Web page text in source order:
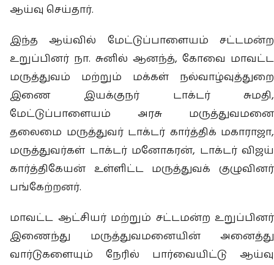
ஆய்வு செய்தார்.
இந்த ஆய்வில் மேட்டுப்பாளையம் சட்டமன்ற
உறுப்பினர் நா. சுனில் ஆனந்த், கோவை மாவட்ட
மருத்துவம் மற்றும் மக்கள் நல்வாழ்வுத்துறை
இணை இயக்குநர் டாக்டர் சுமதி,
மேட்டுப்பாளையம் அரசு மருத்துவமனை
தலைமை மருத்துவர் டாக்டர் கார்த்திக் மகாராஜா,
மருத்துவர்கள் டாக்டர் மனோகரன், டாக்டர் விஜய்
கார்த்திகேயன் உள்ளிட்ட மருத்துவக் குழுவினர்
பங்கேற்றனர்.
மாவட்ட ஆட்சியர் மற்றும் சட்டமன்ற உறுப்பினர்
இணைந்து மருத்துவமனையின் அனைத்து
வார்டுகளையும் நேரில் பார்வையிட்டு ஆய்வு